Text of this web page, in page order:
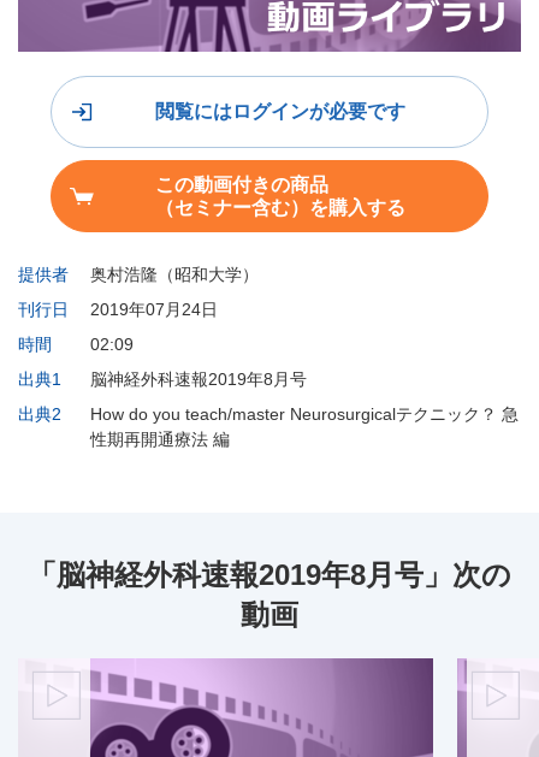
提供者
奥村浩隆（昭和大学）
刊行日
2019年07月24日
時間
02:09
出典1
脳神経外科速報2019年8月号
出典2
How do you teach/master Neurosurgicalテクニック？ 急
性期再開通療法 編
閲覧にはログインが必要です
この動画付きの商品
（セミナー含む）を購入する
「脳神経外科速報2019年8月号」次の
動画